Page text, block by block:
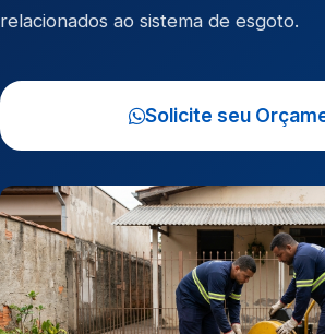
relacionados ao sistema de esgoto.
Solicite seu